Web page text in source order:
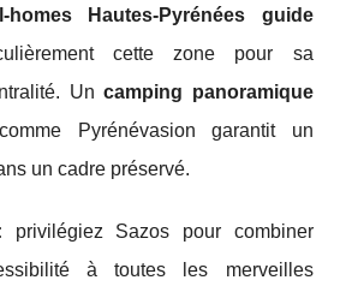
homes Hautes-Pyrénées guide
cette zone pour sa
Uncamping panoramique
Pyrénévasion garantit un
un cadre préservé.
privilégiez Sazos pour combiner
à toutes les merveilles